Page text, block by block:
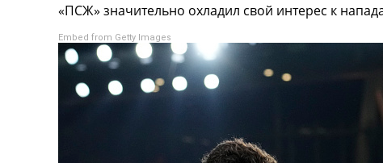
Турниры
Чемпионат Мира
Украина. Премьер-Лига
Украина. Первая Лига
Лига Чемпионов
Англия. Премьер Лига
Другие Турниры >>>
«ПСЖ» значительно охладил свой интерес к
Embed from Getty Images